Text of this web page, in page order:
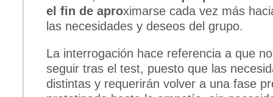
el fin de aproximarse cada vez más
las necesidades y deseos del grupo.
La interrogación hace referencia a que
seguir tras el test, puesto que las
distintas y requerirán volver a una fase